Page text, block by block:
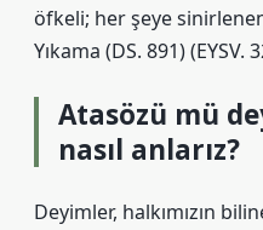
öfkeli; her şeye
Yıkama (DS. 891) (EYSV.
Atasözü mü
nasıl anlarız?
Deyimler, halkımızın